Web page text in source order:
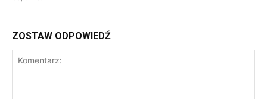
ZOSTAW ODPOWIEDŹ